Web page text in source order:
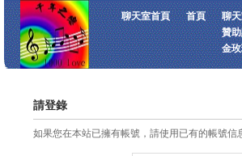
聊天室首頁 首頁
聊
贊
金
請登錄
如果您在本站已擁有帳號，請使用已有的帳號